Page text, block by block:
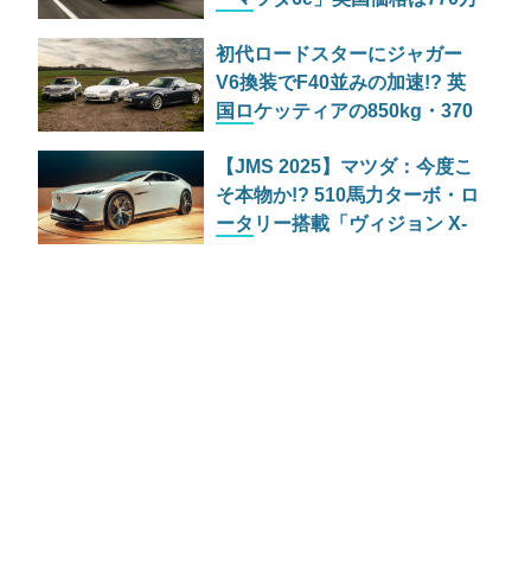
初代ロードスターにジャガー
V6換装でF40並みの加速!? 英
国ロケッティアの850kg・370
【JMS 2025】マツダ：今度こ
そ本物か!? 510馬力ターボ・ロ
ータリー搭載「ヴィジョン X-